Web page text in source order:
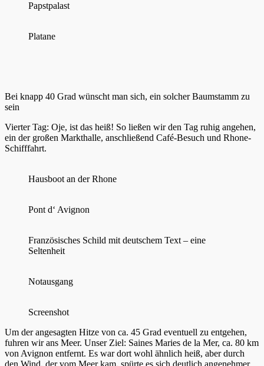
Papstpalast
Platane
Bei knapp 40 Grad wünscht man sich, ein solcher Baumstamm zu
sein
Vierter Tag: Oje, ist das heiß! So ließen wir den Tag ruhig angehen,
ein der großen Markthalle, anschließend Café-Besuch und Rhone-
Schifffahrt.
Hausboot an der Rhone
Pont d‘ Avignon
Französisches Schild mit deutschem Text – eine
Seltenheit
Notausgang
Screenshot
Um der angesagten Hitze von ca. 45 Grad eventuell zu entgehen,
fuhren wir ans Meer. Unser Ziel: Saines Maries de la Mer, ca. 80 km
von Avignon entfernt. Es war dort wohl ähnlich heiß, aber durch